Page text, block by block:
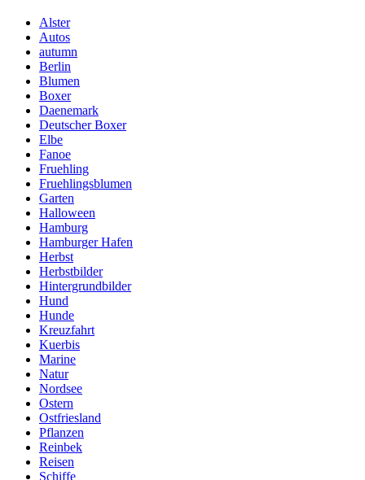
Alster
Autos
autumn
Berlin
Blumen
Boxer
Daenemark
Deutscher Boxer
Elbe
Fanoe
Fruehling
Fruehlingsblumen
Garten
Halloween
Hamburg
Hamburger Hafen
Herbst
Herbstbilder
Hintergrundbilder
Hund
Hunde
Kreuzfahrt
Kuerbis
Marine
Natur
Nordsee
Ostern
Ostfriesland
Pflanzen
Reinbek
Reisen
Schiffe